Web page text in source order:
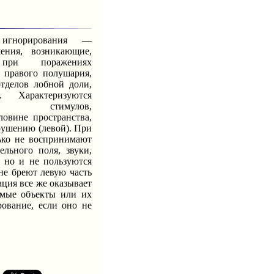
—
возникающие,
поражениях
полушария,
лобной доли,
стимулов,
пространства,
(левой). При
не воспринимают
поля, звуки,
но и не пользуются
бреют левую часть
все же оказывает
объекты или их
если оно не